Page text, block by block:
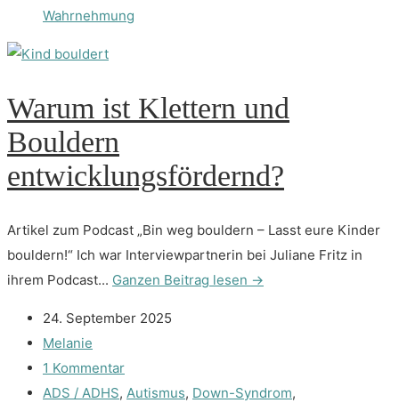
Wahrnehmung
Warum ist Klettern und
Bouldern
entwicklungsfördernd?
Artikel zum Podcast „Bin weg bouldern – Lasst eure Kinder
bouldern!“ Ich war Interviewpartnerin bei Juliane Fritz in
ihrem Podcast... Ganzen Beitrag lesen →
24. September 2025
Melanie
1 Kommentar
ADS / ADHS, Autismus, Down-Syndrom,